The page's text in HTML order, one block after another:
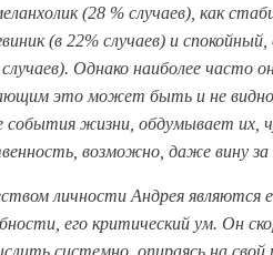
(28 % случаев), как
(в 22% случаев) и
Однако наиболее часто
это может быть и не видно.
события жизни, обдумывает их,
возможно, даже вину за
личности Андрея являются
его критический ум. Он
системно, опираясь на свой